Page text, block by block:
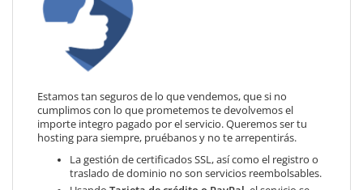
Estamos tan seguros de lo que vendemos, que si no
cumplimos con lo que prometemos te devolvemos el
importe integro pagado por el servicio. Queremos ser tu
hosting para siempre, pruébanos y no te arrepentirás.
La gestión de certificados SSL, así como el registro o
traslado de dominio no son servicios reembolsables.